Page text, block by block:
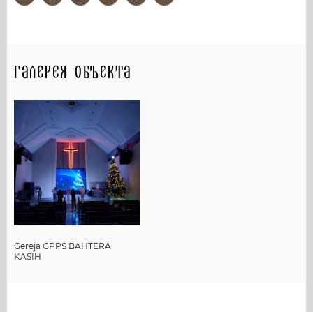
Галерея объекта
Gereja GPPS BAHTERA
KASIH